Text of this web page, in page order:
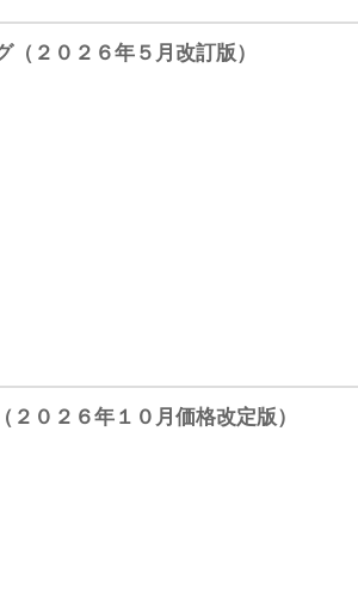
２０２６年５月改訂版）
２０２６年１０月価格改定版）